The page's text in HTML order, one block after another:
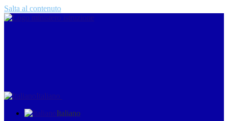
Salta al contenuto
Italiano
Italiano